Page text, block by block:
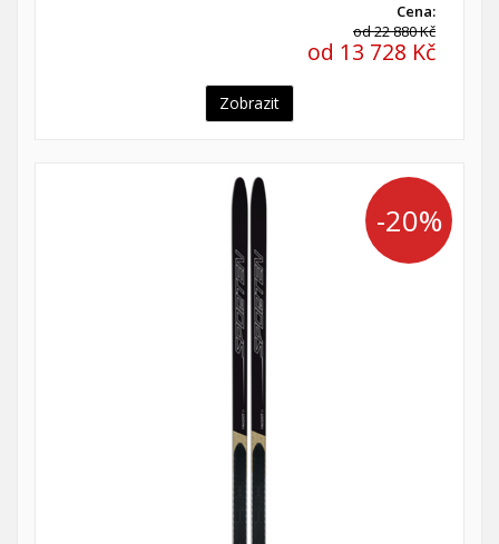
Cena:
od 22 880 Kč
od 13 728 Kč
Zobrazit
-20%